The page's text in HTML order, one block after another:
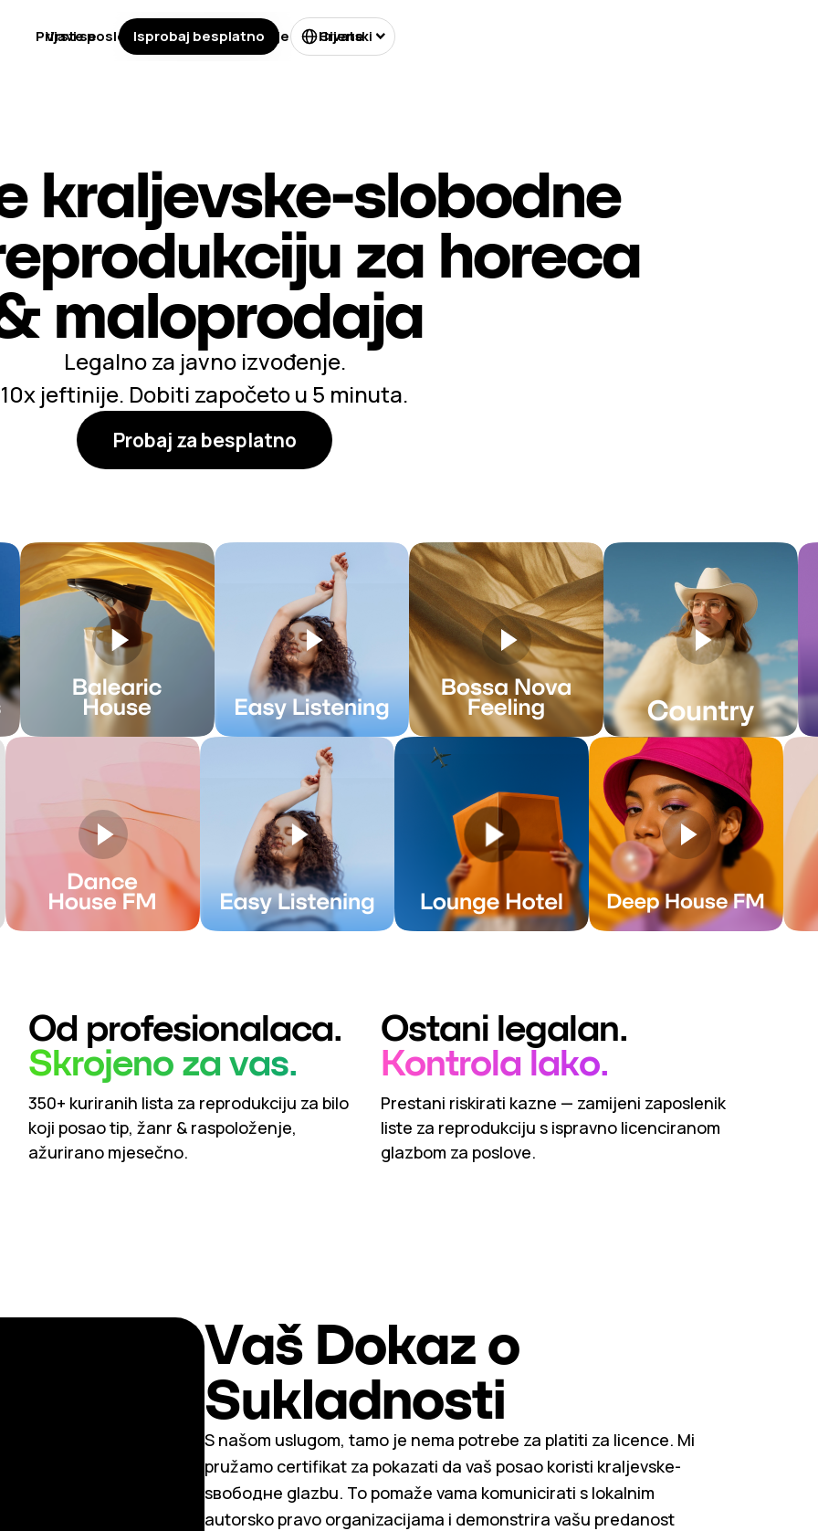
kraljevske-slobodne
za horeca
maloprodaja
Legalno za javno izvođenje.
10x jeftinije. Dobiti započeto u 5 minuta.
Probaj za besplatno
Skrojeno za vas.
Od profesionalaca.
350+ kuriranih lista za reprodukciju za bilo
koji posao tip, žanr & raspoloženje,
ažurirano mjesečno.
Kontrola lako.
Ostani legalan.
Prestani riskirati kazne — zamijeni zaposlenik
liste za reprodukciju s ispravno licenciranom
glazbom za poslove.
Vaš Dokaz o
Sukladnosti
S našom uslugom, tamo je nema potrebe za platiti za licence. Mi
pružamo certifikat za pokazati da vaš posao koristi kraljevske-
sвободне glazbu. To pomaže vama komunicirati s lokalnim
autorsko pravo organizacijama i demonstrira vašu predanost
Vrste poslovanja Licenciranje Cijene
Prijavi se Isprobaj besplatno Hrvatski